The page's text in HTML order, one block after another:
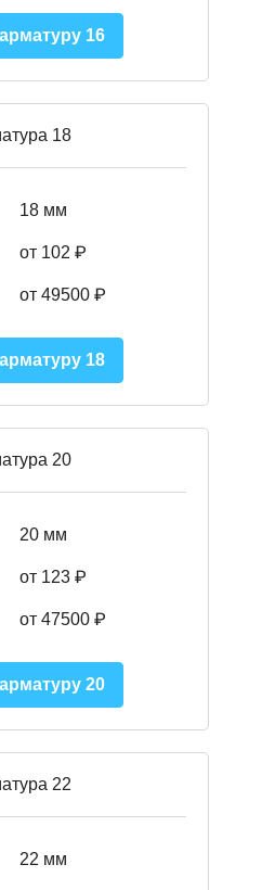
16
18
18 мм
от 102 ₽
от 49500 ₽
18
20
20 мм
от 123 ₽
от 47500 ₽
20
22
22 мм